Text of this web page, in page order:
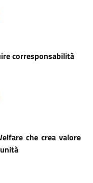
corresponsabilità
che crea valore